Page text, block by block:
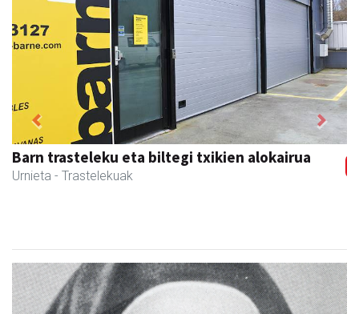
Osane belar eta eko denda
Urnieta - Akupuntura
Previous Next